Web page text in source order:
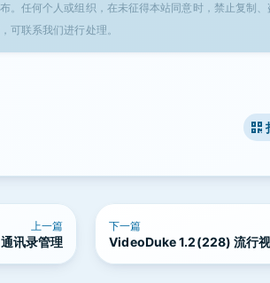
。任何个人或组织，在未征得本站同意时，禁止复制
可联系我们进行处理。
上一篇
讯录管理
下一篇
VideoDuke 1.2(228) 流行